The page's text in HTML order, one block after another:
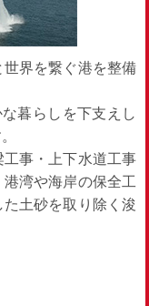
界を繋ぐ港を整備
暮らしを下支えし
事・上下水道工事
湾や海岸の保全工
土砂を取り除く浚